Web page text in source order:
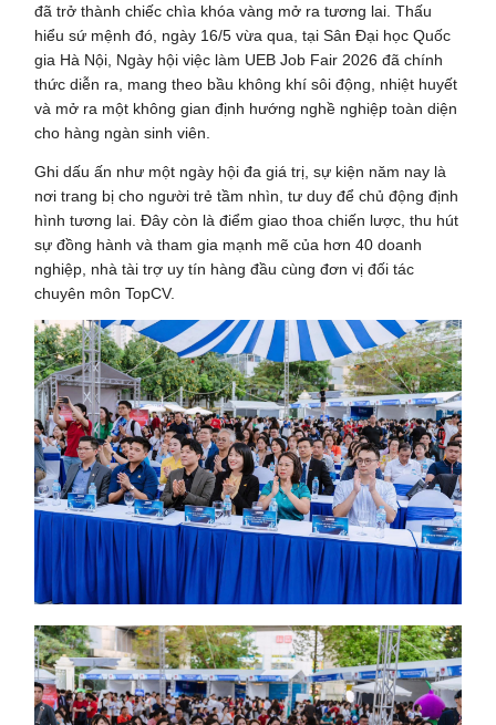
đã trở thành chiếc chìa khóa vàng mở ra tương lai. Thấu
hiểu sứ mệnh đó, ngày 16/5 vừa qua, tại Sân Đại học Quốc
gia Hà Nội, Ngày hội việc làm UEB Job Fair 2026 đã chính
thức diễn ra, mang theo bầu không khí sôi động, nhiệt huyết
và mở ra một không gian định hướng nghề nghiệp toàn diện
cho hàng ngàn sinh viên.
Ghi dấu ấn như một ngày hội đa giá trị, sự kiện năm nay là
nơi trang bị cho người trẻ tầm nhìn, tư duy để chủ động định
hình tương lai. Đây còn là điểm giao thoa chiến lược, thu hút
sự đồng hành và tham gia mạnh mẽ của hơn 40 doanh
nghiệp, nhà tài trợ uy tín hàng đầu cùng đơn vị đối tác
chuyên môn TopCV.